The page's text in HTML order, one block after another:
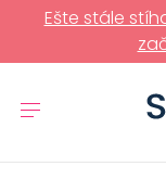
Ešte stále